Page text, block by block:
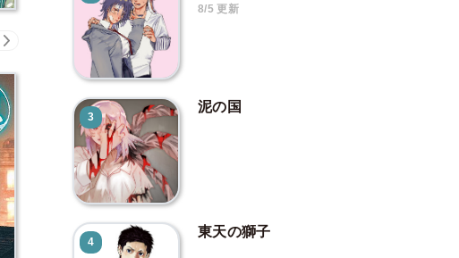
8/5 更新
3
泥の国
4
東天の獅子